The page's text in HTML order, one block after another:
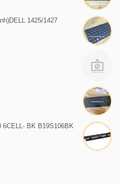
1425/1427
6CELL- BK B19S106BK